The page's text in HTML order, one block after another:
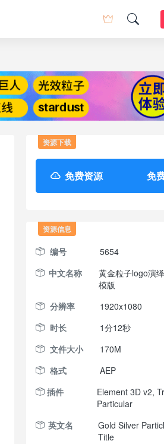
资源下载
免费资源 免
资源信息
编号
5654
中文名称
黄金粒子logo演
模版
分辨率
1920x1080
时长
1分12秒
文件大小
170M
格式
AEP
插件
Element 3D v2,
Particular
英文名
Gold Silver
Title